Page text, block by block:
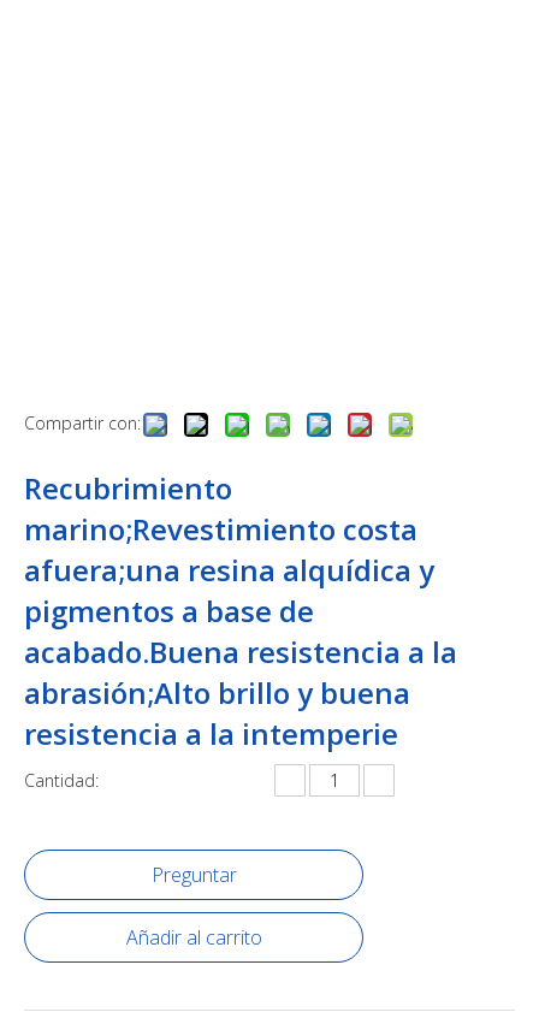
Compartir con:
Recubrimiento
marino;Revestimiento costa
afuera;una resina alquídica y
pigmentos a base de
acabado.Buena resistencia a la
abrasión;Alto brillo y buena
resistencia a la intemperie
Cantidad:
Preguntar
Añadir al carrito